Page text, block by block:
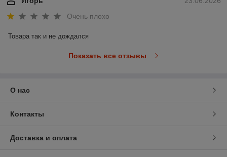
Очень плохо
Товара так и не дождался
Показать все отзывы
О нас
Контакты
Доставка и оплата